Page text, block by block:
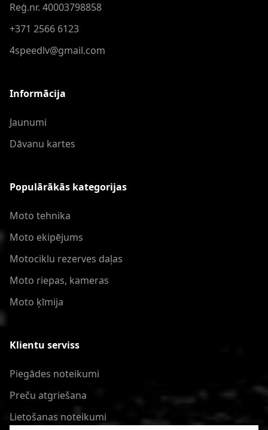
Reģ.nr. 40003798858
+371 2566 6123
4speedlv@gmail.com
Informācija
Jaunumi
Dāvanu kartes
Populārākās kategorijas
Moto tehnika
Moto ekipējums
Motociklu rezerves daļas
Moto riepas, kameras
Moto ķīmija
Klientu serviss
Piegādes noteikumi
Preču atgriešana
Lietošanas noteikumi